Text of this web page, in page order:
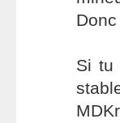
Si tu